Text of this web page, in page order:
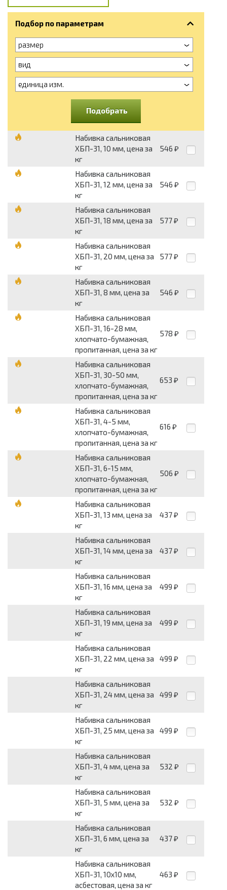
Подбор по параметрам
размер
вид
единица изм.
Подобрать
Набивка сальниковая
ХБП-31, 10 мм, цена за
кг
546 ₽
Набивка сальниковая
ХБП-31, 12 мм, цена за
кг
546 ₽
Набивка сальниковая
ХБП-31, 18 мм, цена за
кг
577 ₽
Набивка сальниковая
ХБП-31, 20 мм, цена за
кг
577 ₽
Набивка сальниковая
ХБП-31, 8 мм, цена за
кг
546 ₽
Набивка сальниковая
ХБП-31, 16-28 мм,
хлопчато-бумажная,
пропитанная, цена за кг
578 ₽
Набивка сальниковая
ХБП-31, 30-50 мм,
хлопчато-бумажная,
пропитанная, цена за кг
653 ₽
Набивка сальниковая
ХБП-31, 4-5 мм,
хлопчато-бумажная,
пропитанная, цена за кг
616 ₽
Набивка сальниковая
ХБП-31, 6-15 мм,
хлопчато-бумажная,
пропитанная, цена за кг
506 ₽
Набивка сальниковая
ХБП-31, 13 мм, цена за
кг
437 ₽
Набивка сальниковая
ХБП-31, 14 мм, цена за
кг
437 ₽
Набивка сальниковая
ХБП-31, 16 мм, цена за
кг
499 ₽
Набивка сальниковая
ХБП-31, 19 мм, цена за
кг
499 ₽
Набивка сальниковая
ХБП-31, 22 мм, цена за
кг
499 ₽
Набивка сальниковая
ХБП-31, 24 мм, цена за
кг
499 ₽
Набивка сальниковая
ХБП-31, 25 мм, цена за
кг
499 ₽
Набивка сальниковая
ХБП-31, 4 мм, цена за
кг
532 ₽
Набивка сальниковая
ХБП-31, 5 мм, цена за
кг
532 ₽
Набивка сальниковая
ХБП-31, 6 мм, цена за
кг
437 ₽
Набивка сальниковая
ХБП-31, 10х10 мм,
асбестовая, цена за кг
463 ₽